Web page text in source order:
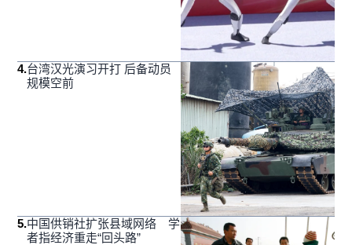
4.台湾汉光演习开打 后备动员
规模空前
5.中国供销社扩张县域网络 学
者指经济重走“回头路”